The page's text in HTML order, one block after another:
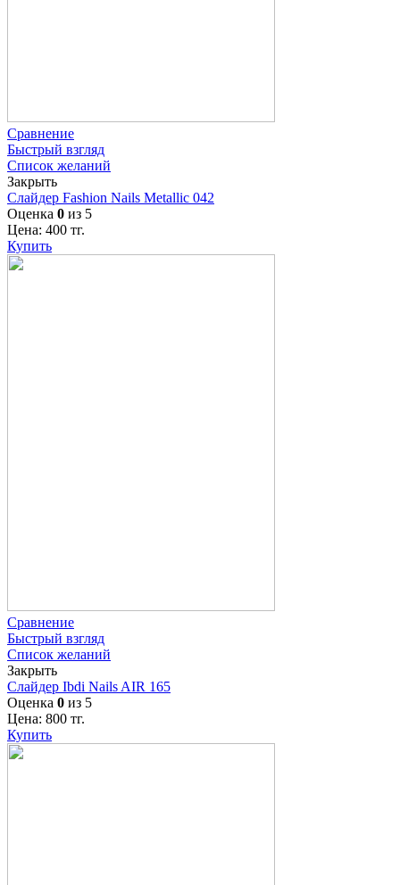
Сравнение
Быстрый взгляд
Список желаний
Закрыть
Слайдер Fashion Nails Metallic 042
Оценка 0 из 5
Цена: 400 тг.
Купить
Сравнение
Быстрый взгляд
Список желаний
Закрыть
Слайдер Ibdi Nails AIR 165
Оценка 0 из 5
Цена: 800 тг.
Купить